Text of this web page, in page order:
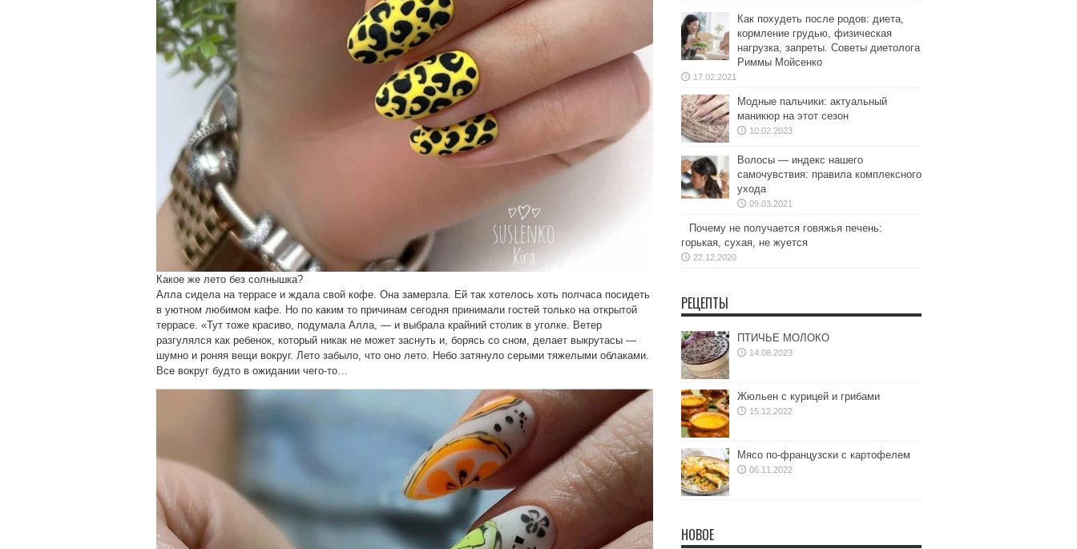
Какое же лето без солнышка?
Алла сидела на террасе и ждала свой кофе. Она замерзла. Ей так хотелось хоть полчаса посидеть
в уютном любимом кафе. Но по каким то причинам сегодня принимали гостей только на открытой
террасе. «Тут тоже красиво, подумала Алла, — и выбрала крайний столик в уголке. Ветер
разгулялся как ребенок, который никак не может заснуть и, борясь со сном, делает выкрутасы —
шумно и роняя вещи вокруг. Лето забыло, что оно лето. Небо затянуло серыми тяжелыми облаками.
Все вокруг будто в ожидании чего-то…
Как похудеть после родов: диета,
кормление грудью, физическая
нагрузка, запреты. Советы диетолога
Риммы Мойсенко
17.02.2021
Модные пальчики: актуальный
маникюр на этот сезон
10.02.2023
Волосы — индекс нашего
самочувствия: правила комплексного
ухода
09.03.2021
Почему не получается говяжья печень:
горькая, сухая, не жуется
22.12.2020
РЕЦЕПТЫ
ПТИЧЬЕ МОЛОКО
14.08.2023
Жюльен с курицей и грибами
15.12.2022
Мясо по-французски с картофелем
06.11.2022
НОВОЕ